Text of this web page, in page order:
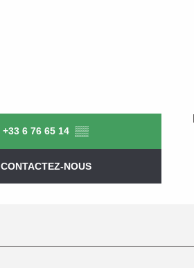
+33 6 76 65 14 ▒▒
CONTACTEZ-NOUS